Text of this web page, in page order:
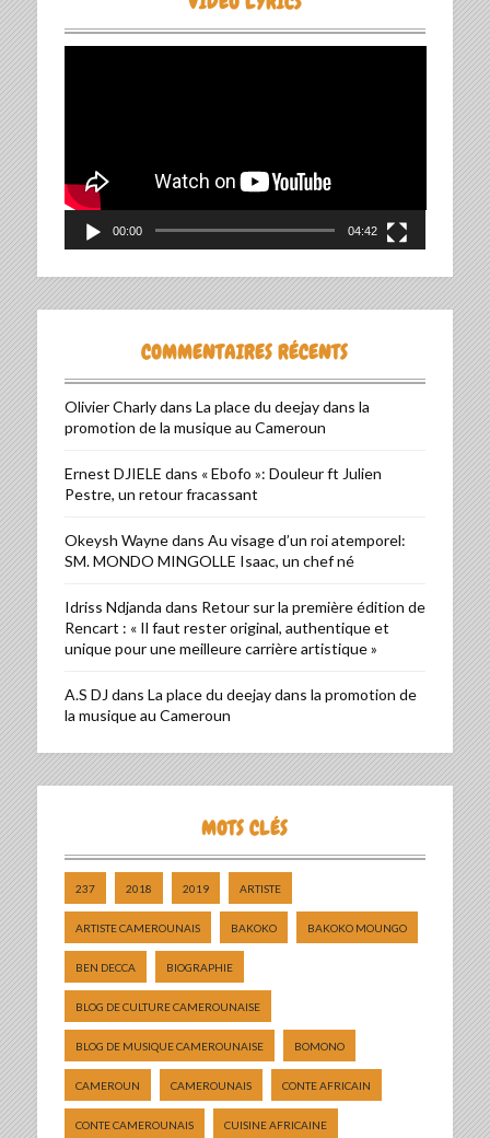
00:00 04:42
COMMENTAIRES RÉCENTS
Olivier Charlydans La place du deejay dans la
promotion de la musique au Cameroun
Ernest DJIELE dans « Ebofo »: Douleur ft Julien
Pestre, un retour fracassant
Okeysh Waynedans Au visage d’un roi atemporel:
SM. MONDO MINGOLLE Isaac, un chef né
Idriss Ndjanda dans Retour sur la première édition de
Rencart : « Il faut rester original, authentique et
unique pour une meilleure carrière artistique »
A.S DJ dans La place du deejay dans la promotion de
la musique au Cameroun
MOTS CLÉS
237 2018 2019 ARTISTE
ARTISTE CAMEROUNAIS BAKOKO BAKOKO MOUNGO
BEN DECCA BIOGRAPHIE
BLOG DE CULTURE CAMEROUNAISE
BLOG DE MUSIQUE CAMEROUNAISE BOMONO
CAMEROUN CAMEROUNAIS CONTE AFRICAIN
CONTE CAMEROUNAIS CUISINE AFRICAINE